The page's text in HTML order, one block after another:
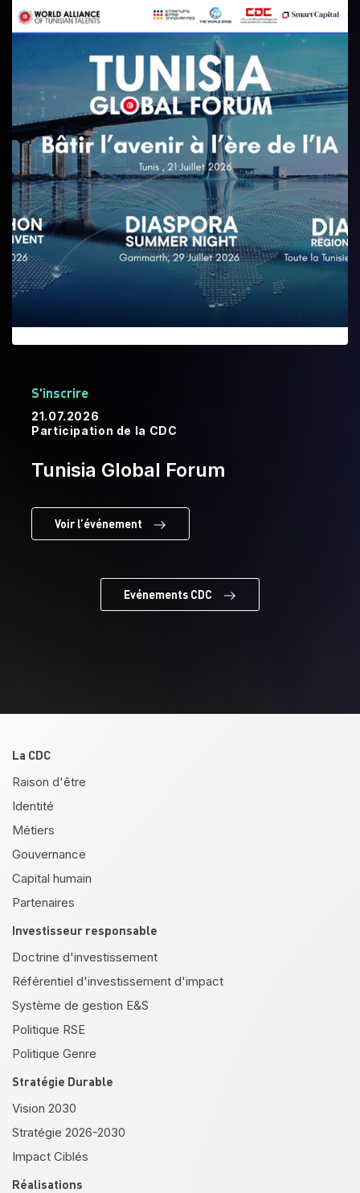
S'inscrire
21.07.2026
Participation de la CDC
Tunisia Global Forum
Voir l’événement
Evénements CDC
Pied de page
La CDC
Raison d'être
Identité
Métiers
Gouvernance
Capital humain
Partenaires
Investisseur responsable
Doctrine d'investissement
Référentiel d'investissement d'impact
Système de gestion E&S
Politique RSE
Politique Genre
Stratégie Durable
Vision 2030
Stratégie 2026-2030
Impact Ciblés
Réalisations